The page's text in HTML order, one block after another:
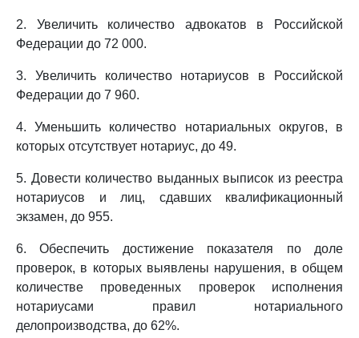
2. Увеличить количество адвокатов в Российской
Федерации до 72 000.
3. Увеличить количество нотариусов в Российской
Федерации до 7 960.
4. Уменьшить количество нотариальных округов, в
которых отсутствует нотариус, до 49.
5. Довести количество выданных выписок из реестра
нотариусов и лиц, сдавших квалификационный
экзамен, до 955.
6. Обеспечить достижение показателя по доле
проверок, в которых выявлены нарушения, в общем
количестве проведенных проверок исполнения
нотариусами правил нотариального
делопроизводства, до 62%.